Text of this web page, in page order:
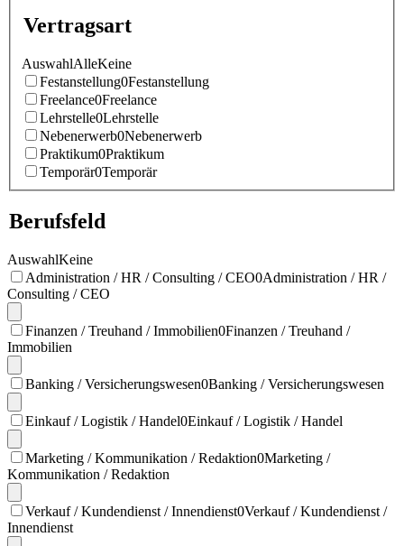
Vertragsart
AuswahlAlleKeine
Festanstellung0Festanstellung
Freelance0Freelance
Lehrstelle0Lehrstelle
Nebenerwerb0Nebenerwerb
Praktikum0Praktikum
Temporär0Temporär
Berufsfeld
AuswahlKeine
Administration / HR / Consulting / CEO0Administration / HR /
Consulting / CEO
Finanzen / Treuhand / Immobilien0Finanzen / Treuhand /
Immobilien
Banking / Versicherungswesen0Banking / Versicherungswesen
Einkauf / Logistik / Handel0Einkauf / Logistik / Handel
Marketing / Kommunikation / Redaktion0Marketing /
Kommunikation / Redaktion
Verkauf / Kundendienst / Innendienst0Verkauf / Kundendienst /
Innendienst